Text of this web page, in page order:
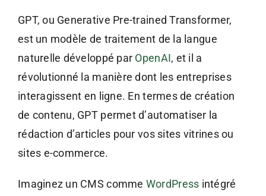
GPT, ou Generative Pre-trained Transformer,
est un modèle de traitement de la langue
naturelle développé par OpenAI, et il a
révolutionné la manière dont les entreprises
interagissent en ligne. En termes de création
de contenu, GPT permet d’automatiser la
rédaction d’articles pour vos sites vitrines ou
sites e-commerce.
Imaginez un CMS comme WordPress intégré